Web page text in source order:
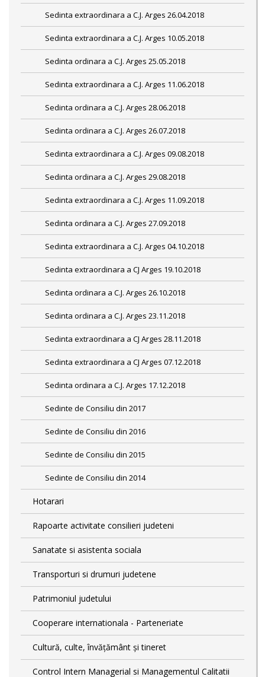
Sedinta extraordinara a C.J. Arges 26.04.2018
Sedinta extraordinara a C.J. Arges 10.05.2018
Sedinta ordinara a C.J. Arges 25.05.2018
Sedinta extraordinara a C.J. Arges 11.06.2018
Sedinta ordinara a C.J. Arges 28.06.2018
Sedinta ordinara a C.J. Arges 26.07.2018
Sedinta extraordinara a C.J. Arges 09.08.2018
Sedinta ordinara a C.J. Arges 29.08.2018
Sedinta extraordinara a C.J. Arges 11.09.2018
Sedinta ordinara a C.J. Arges 27.09.2018
Sedinta extraordinara a C.J. Arges 04.10.2018
Sedinta extraordinara a CJ Arges 19.10.2018
Sedinta ordinara a C.J. Arges 26.10.2018
Sedinta ordinara a C.J. Arges 23.11.2018
Sedinta extraordinara a CJ Arges 28.11.2018
Sedinta extraordinara a CJ Arges 07.12.2018
Sedinta ordinara a C.J. Arges 17.12.2018
Sedinte de Consiliu din 2017
Sedinte de Consiliu din 2016
Sedinte de Consiliu din 2015
Sedinte de Consiliu din 2014
Hotarari
Rapoarte activitate consilieri judeteni
Sanatate si asistenta sociala
Transporturi si drumuri judetene
Patrimoniul judetului
Cooperare internationala - Parteneriate
Cultură, culte, învățământ și tineret
Control Intern Managerial si Managementul Calitatii